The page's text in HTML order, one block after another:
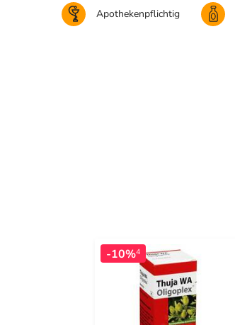
Apothekenpflichtig
-10%4